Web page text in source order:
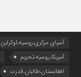
آسیای مرکزی،روسیه،اوکراین
آمریکا،روسیه،تحریم
افغانستان،طالبان،قدرت